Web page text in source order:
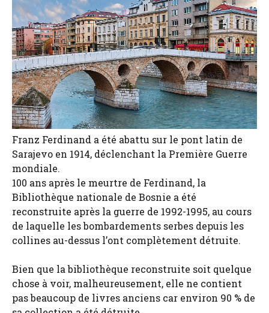
Franz Ferdinand a été abattu sur le pont latin de
Sarajevo en 1914, déclenchant la Première Guerre
mondiale.
100 ans après le meurtre de Ferdinand, la
Bibliothèque nationale de Bosnie a été
reconstruite après la guerre de 1992-1995, au cours
de laquelle les bombardements serbes depuis les
collines au-dessus l’ont complètement détruite.
Bien que la bibliothèque reconstruite soit quelque
chose à voir, malheureusement, elle ne contient
pas beaucoup de livres anciens car environ 90 % de